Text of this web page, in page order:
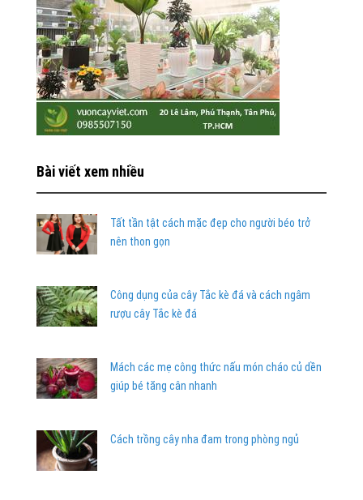
Bài viết xem nhiều
Tất tần tật cách mặc đẹp cho người béo trở
nên thon gọn
Công dụng của cây Tắc kè đá và cách ngâm
rượu cây Tắc kè đá
Mách các mẹ công thức nấu món cháo củ dền
giúp bé tăng cân nhanh
Cách trồng cây nha đam trong phòng ngủ